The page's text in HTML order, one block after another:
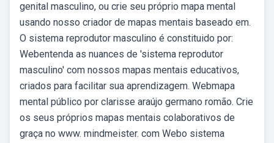
genital masculino, ou crie seu próprio mapa mental
usando nosso criador de mapas mentais baseado em.
O sistema reprodutor masculino é constituido por:
Webentenda as nuances de 'sistema reprodutor
masculino' com nossos mapas mentais educativos,
criados para facilitar sua aprendizagem. Webmapa
mental público por clarisse araújo germano romão. Crie
os seus próprios mapas mentais colaborativos de
graça no www. mindmeister. com Webo sistema